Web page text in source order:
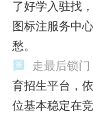
了好学入驻找
图标注服务中
愁。
走最后锁门
育招生平台，
位基本稳定在